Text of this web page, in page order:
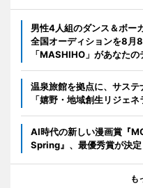
男性4人組のダンス＆ボー
全国オーディションを8月
「MASHIHO」があなた
温泉旅館を拠点に、サス
「嬉野・地域創生リジェ
AI時代の新しい漫画賞『
Spring』、最優秀賞が決定
も